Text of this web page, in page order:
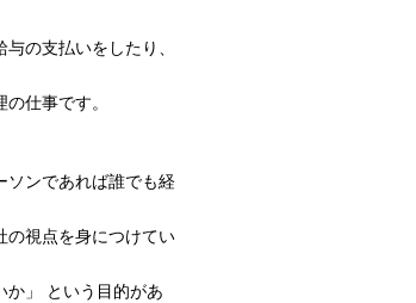
の支払いをしたり、
仕事です。
ソンであれば誰でも経
の視点を身につけてい
か」 という目的があ